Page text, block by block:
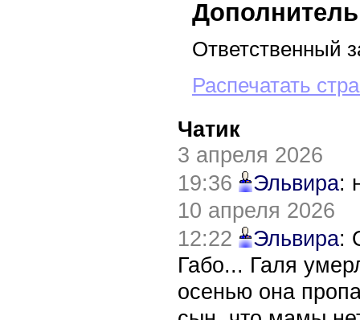
Ответственный
Распечатать
Чатик
3 апреля 2026
19:36
Эльвира:
10 апреля 2026
12:22
Эльвира:
Габо... Галя
осенью она